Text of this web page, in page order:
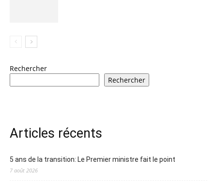
Rechercher
Rechercher
Articles récents
5 ans de la transition: Le Premier ministre fait le point
7 août 2026